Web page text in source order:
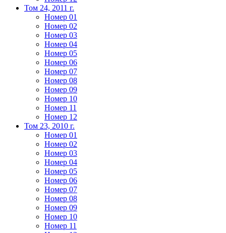
Том 24, 2011 г.
Номер 01
Номер 02
Номер 03
Номер 04
Номер 05
Номер 06
Номер 07
Номер 08
Номер 09
Номер 10
Номер 11
Номер 12
Том 23, 2010 г.
Номер 01
Номер 02
Номер 03
Номер 04
Номер 05
Номер 06
Номер 07
Номер 08
Номер 09
Номер 10
Номер 11